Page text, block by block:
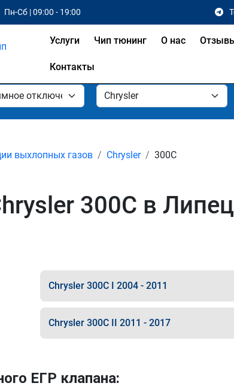
Пн-Сб | 09:00 - 19:00
Услуги Чип тюнинг О нас
Контакты
выхлопных газов Chrysler 300C
300C в
Chrysler 300C I 2004 - 2011
Chrysler 300C II 2011 - 2017
ЕГР клапана: